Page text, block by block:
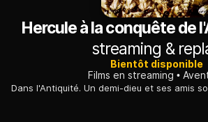
Hercule à la conquête de
streaming &
Bientôt disponible
Films en streaming